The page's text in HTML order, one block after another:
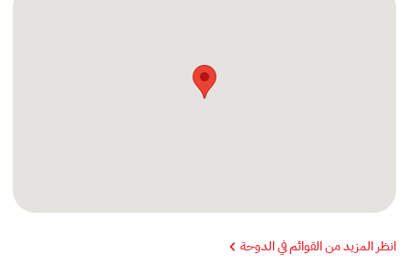
انظر المزيد من القوائم في الدوحة